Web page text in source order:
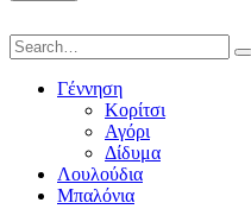
Γέννηση
Κορίτσι
Αγόρι
Δίδυμα
Λουλούδια
Μπαλόνια